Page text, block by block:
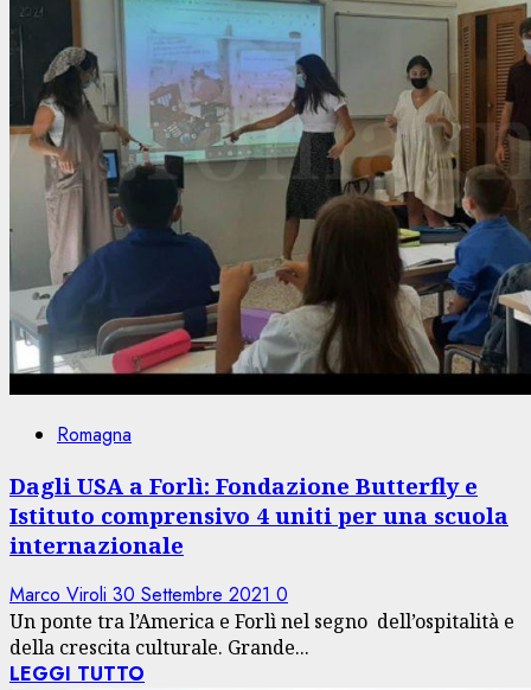
Romagna
Dagli USA a Forlì: Fondazione Butterfly e
Istituto comprensivo 4 uniti per una scuola
internazionale
Marco Viroli 30 Settembre 2021 0
Un ponte tra l’America e Forlì nel segno dell’ospitalità e
della crescita culturale. Grande...
LEGGI TUTTO